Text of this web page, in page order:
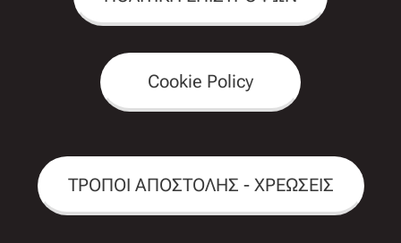
Cookie Policy
ΤΡΟΠΟΙ ΑΠΟΣΤΟΛΗΣ - ΧΡΕΩΣΕΙΣ